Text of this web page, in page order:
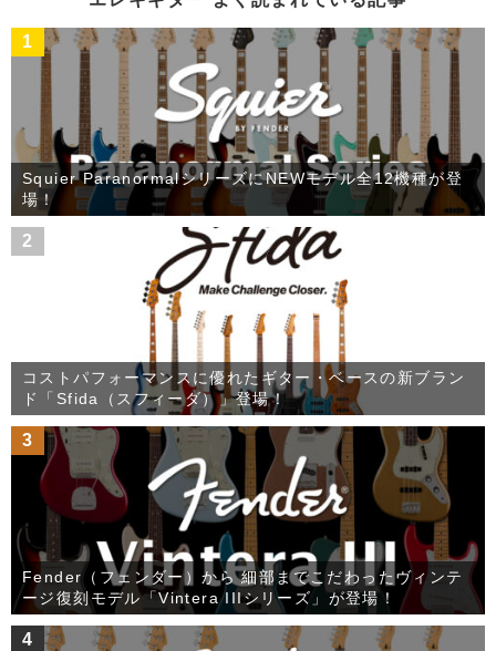
1
Squier ParanormalシリーズにNEWモデル全12機種が登
場！
2
コストパフォーマンスに優れたギター・ベースの新ブラン
ド「Sfida（スフィーダ）」登場！
3
Fender（フェンダー）から 細部までこだわったヴィンテ
ージ復刻モデル「Vintera IIIシリーズ」が登場！
4